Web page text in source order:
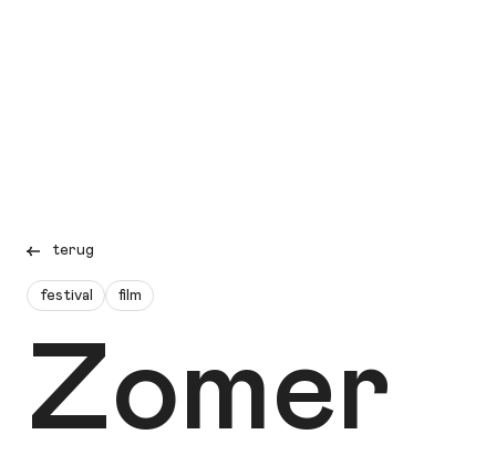
terug
festival film
Zomer